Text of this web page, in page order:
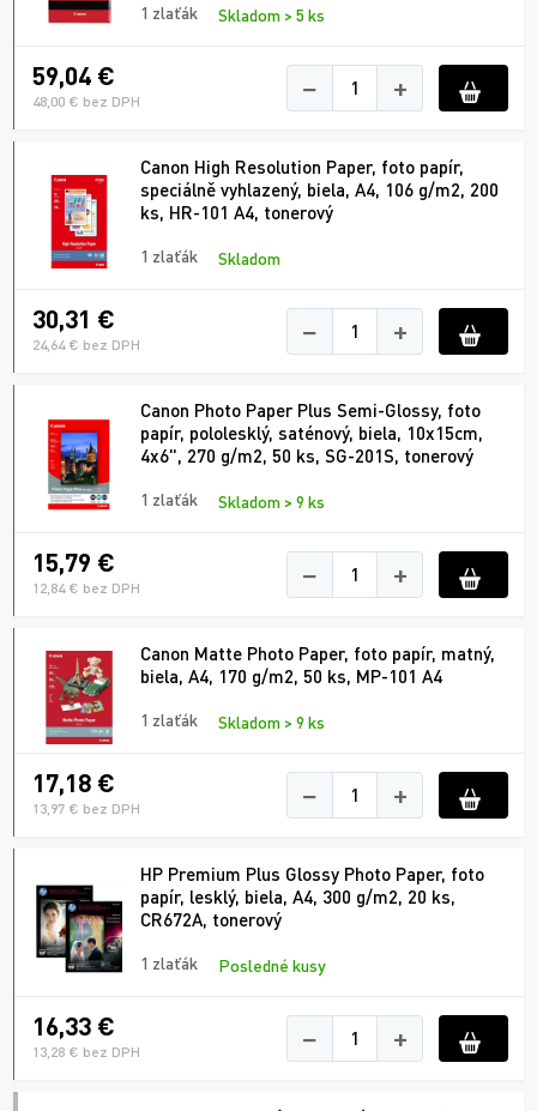
1 zlaťák Skladom > 5 ks
59,04 €
48,00 € bez DPH − +
Canon High Resolution Paper, foto papír,
speciálně vyhlazený, biela, A4, 106 g/m2, 200
ks, HR-101 A4, tonerový
1 zlaťák Skladom
30,31 €
24,64 € bez DPH − +
Canon Photo Paper Plus Semi-Glossy, foto
papír, pololesklý, saténový, biela, 10x15cm,
4x6", 270 g/m2, 50 ks, SG-201S, tonerový
1 zlaťák Skladom > 9 ks
15,79 €
12,84 € bez DPH − +
Canon Matte Photo Paper, foto papír, matný,
biela, A4, 170 g/m2, 50 ks, MP-101 A4
1 zlaťák Skladom > 9 ks
17,18 €
13,97 € bez DPH − +
HP Premium Plus Glossy Photo Paper, foto
papír, lesklý, biela, A4, 300 g/m2, 20 ks,
CR672A, tonerový
1 zlaťák Posledné kusy
16,33 €
13,28 € bez DPH − +